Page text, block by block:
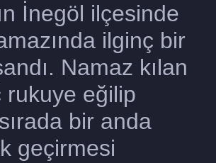
İnegöl ilçesinde
ilginç bir
Namaz kılan
rukuye eğilip
bir anda
geçirmesi